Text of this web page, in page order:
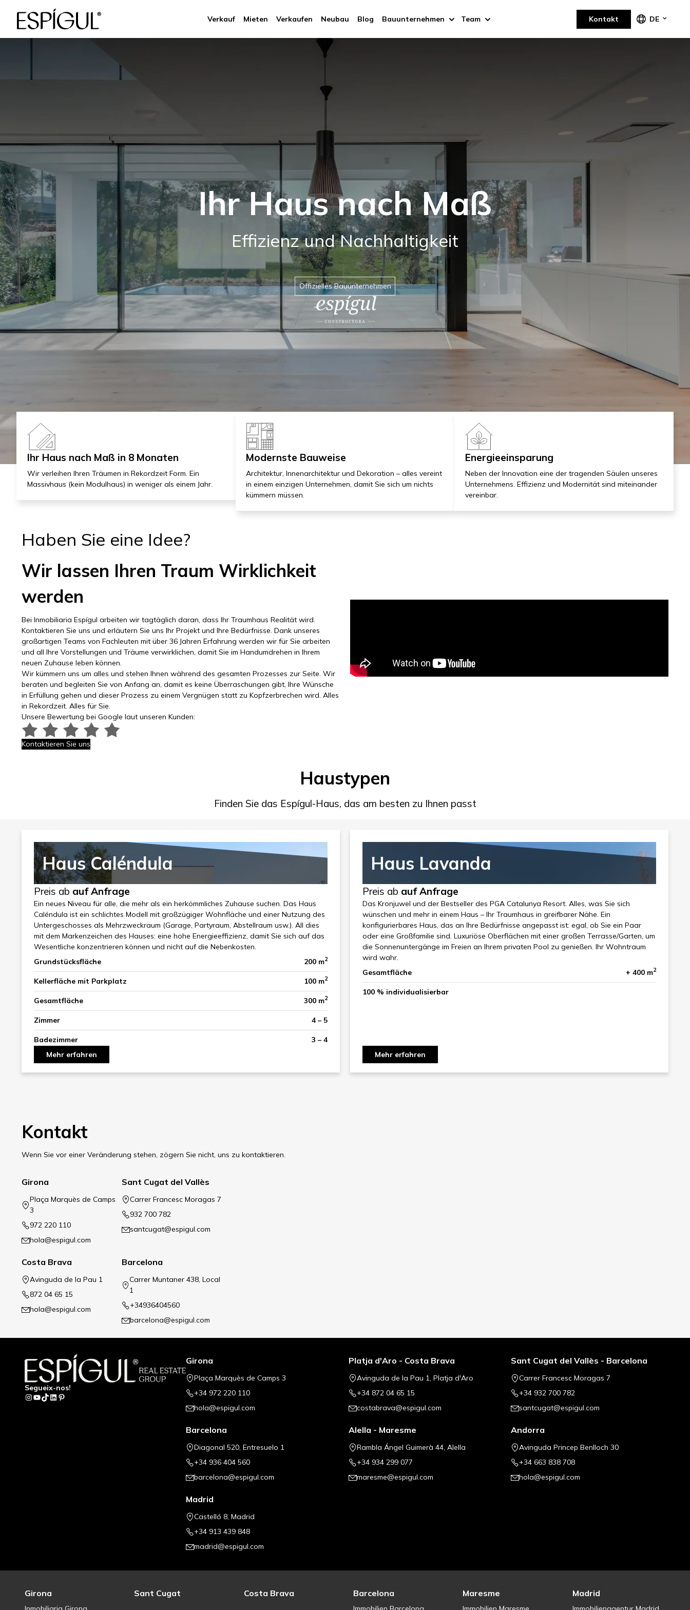
Verkauf Mieten Verkaufen Neubau Blog Bauunternehmen Team Kontakt DE
Ihr Haus nach Maß
Effizienz und Nachhaltigkeit
Offizielles Bauunternehmen
Ihr Haus nach Maß in 8 Monaten
Wir verleihen Ihren Träumen in Rekordzeit Form. Ein
Massivhaus (kein Modulhaus) in weniger als einem Jahr.
Modernste Bauweise
Architektur, Innenarchitektur und Dekoration – alles vereint
in einem einzigen Unternehmen, damit Sie sich um nichts
kümmern müssen.
Energieeinsparung
Neben der Innovation eine der tragenden Säulen unseres
Unternehmens. Effizienz und Modernität sind miteinander
vereinbar.
Haben Sie eine Idee?
Wir lassen Ihren Traum Wirklichkeit
werden
Bei Inmobiliaria Espígul arbeiten wir tagtäglich daran, dass Ihr Traumhaus Realität wird.
Kontaktieren Sie uns und erläutern Sie uns Ihr Projekt und Ihre Bedürfnisse. Dank unseres
großartigen Teams von Fachleuten mit über 36 Jahren Erfahrung werden wir für Sie arbeiten
und all Ihre Vorstellungen und Träume verwirklichen, damit Sie im Handumdrehen in Ihrem
neuen Zuhause leben können.
Wir kümmern uns um alles und stehen Ihnen während des gesamten Prozesses zur Seite. Wir
beraten und begleiten Sie von Anfang an, damit es keine Überraschungen gibt, Ihre Wünsche
in Erfüllung gehen und dieser Prozess zu einem Vergnügen statt zu Kopfzerbrechen wird. Alles
in Rekordzeit. Alles für Sie.
Unsere Bewertung bei Google laut unseren Kunden:
Kontaktieren Sie uns
Haustypen
Finden Sie das Espígul-Haus, das am besten zu Ihnen passt
Haus Caléndula
Preis ab auf Anfrage
Ein neues Niveau für alle, die mehr als ein herkömmliches Zuhause suchen. Das Haus
Caléndula ist ein schlichtes Modell mit großzügiger Wohnfläche und einer Nutzung des
Untergeschosses als Mehrzweckraum (Garage, Partyraum, Abstellraum usw.). All dies
mit dem Markenzeichen des Hauses: eine hohe Energieeffizienz, damit Sie sich auf das
Wesentliche konzentrieren können und nicht auf die Nebenkosten.
Grundstücksfläche
200 m2
Kellerfläche mit Parkplatz 100 m2
Gesamtfläche 300 m2
Zimmer 4 – 5
Badezimmer
3 – 4
Mehr erfahren
Haus Lavanda
Preis ab auf Anfrage
Das Kronjuwel und der Bestseller des PGA Catalunya Resort. Alles, was Sie sich
wünschen und mehr in einem Haus – Ihr Traumhaus in greifbarer Nähe. Ein
konfigurierbares Haus, das an Ihre Bedürfnisse angepasst ist: egal, ob Sie ein Paar
oder eine Großfamilie sind. Luxuriöse Oberflächen mit einer großen Terrasse/Garten, um
die Sonnenuntergänge im Freien an Ihrem privaten Pool zu genießen. Ihr Wohntraum
wird wahr.
Gesamtfläche
+ 400 m2
100 % individualisierbar
Mehr erfahren
Kontakt
Wenn Sie vor einer Veränderung stehen, zögern Sie nicht, uns zu kontaktieren.
Girona
Plaça Marquès de Camps
3
972 220 110
hola@espigul.com
Sant Cugat del Vallès
Carrer Francesc Moragas 7
932 700 782
santcugat@espigul.com
Costa Brava
Avinguda de la Pau 1
872 04 65 15
hola@espigul.com
Barcelona
Carrer Muntaner 438, Local
1
+34936404560
barcelona@espigul.com
Segueix-nos!
Instagram
YouTube
TikTok
LinkedIn
Pinterest
Girona
Plaça Marquès de Camps 3
+34 972 220 110
hola@espigul.com
Platja d'Aro - Costa Brava
Avinguda de la Pau 1, Platja d'Aro
+34 872 04 65 15
costabrava@espigul.com
Sant Cugat del Vallès - Barcelona
Carrer Francesc Moragas 7
+34 932 700 782
santcugat@espigul.com
Barcelona
Diagonal 520, Entresuelo 1
+34 936 404 560
barcelona@espigul.com
Alella - Maresme
Rambla Ángel Guimerà 44, Alella
+34 934 299 077
maresme@espigul.com
Andorra
Avinguda Princep Benlloch 30
+34 663 838 708
hola@espigul.com
Madrid
Castelló 8, Madrid
+34 913 439 848
madrid@espigul.com
Girona Sant Cugat Costa Brava Barcelona Maresme Madrid